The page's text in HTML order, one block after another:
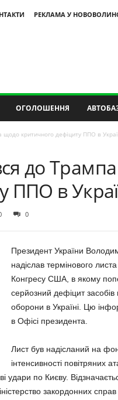
РЕКЛАМА У
ОГОЛОШЕННЯ
критичного дефіциту ППО в
до
ППО в
0
Президент України
надіслав термінового
Конгресу США, в якому
серйозний дефіцит засобів
оборони в Україні. Цю
в Офісі президента.
Лист був надісланий на
інтенсивності повітряних
удари по Києву.
закордонних